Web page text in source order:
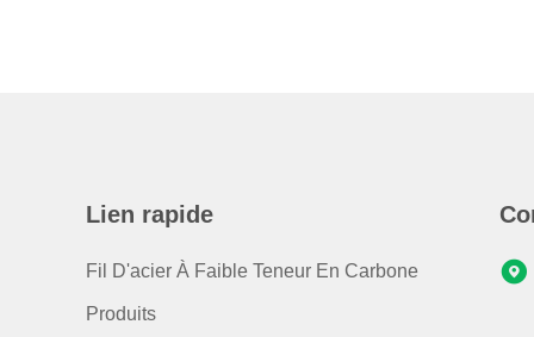
Lien rapide
Fil D'acier À Faible Teneur En Carbone
Produits